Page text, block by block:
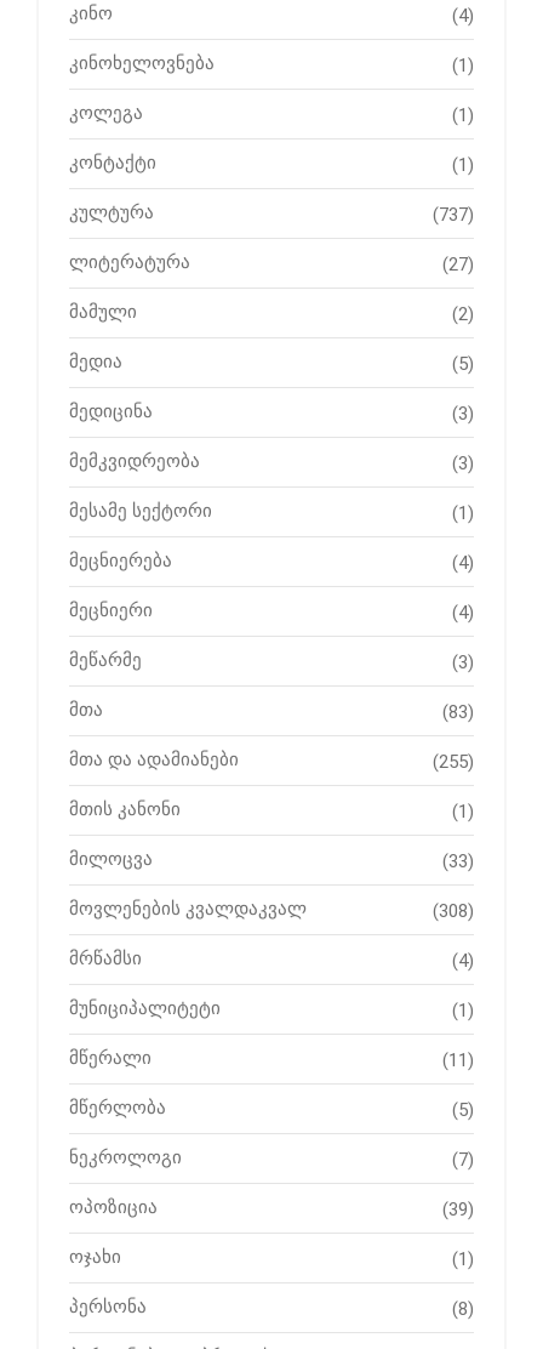
კინო (4)
კინოხელოვნება (1)
კოლეგა (1)
კონტაქტი (1)
კულტურა (737)
ლიტერატურა (27)
მამული (2)
მედია (5)
მედიცინა (3)
მემკვიდრეობა (3)
მესამე სექტორი (1)
მეცნიერება (4)
მეცნიერი (4)
მეწარმე (3)
მთა (83)
მთა და ადამიანები (255)
მთის კანონი (1)
მილოცვა (33)
მოვლენების კვალდაკვალ (308)
მრწამსი (4)
მუნიციპალიტეტი (1)
მწერალი (11)
მწერლობა (5)
ნეკროლოგი (7)
ოპოზიცია (39)
ოჯახი (1)
პერსონა (8)